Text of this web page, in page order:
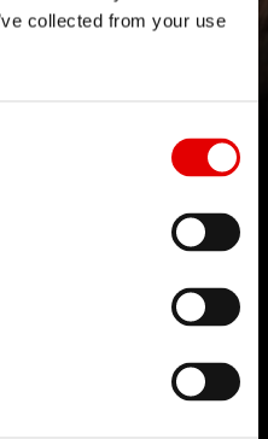
collected from your use
信着，并致力追求卓越